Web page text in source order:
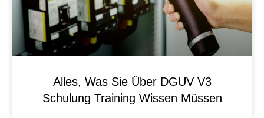
Alles, Was Sie Über DGUV V3
Schulung Training Wissen Müssen